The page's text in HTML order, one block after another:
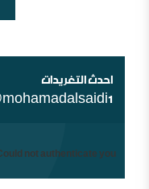
احدث التغريدات
not authenticate you.
أين السلفية من